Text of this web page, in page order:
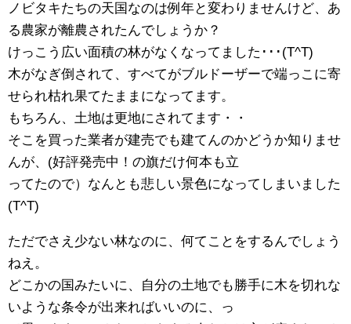
ノビタキたちの天国なのは例年と変わりませんけど、あ
る農家が離農されたんでしょうか？
けっこう広い面積の林がなくなってました･･･(T^T)
木がなぎ倒されて、すべてがブルドーザーで端っこに寄
せられ枯れ果てたままになってます。
もちろん、土地は更地にされてます・・
そこを買った業者が建売でも建てんのかどうか知りませ
んが、(好評発売中！の旗だけ何本も立
ってたので）なんとも悲しい景色になってしまいました
(T^T)
ただでさえ少ない林なのに、何てことをするんでしょう
ねえ。
どこかの国みたいに、自分の土地でも勝手に木を切れな
いような条令が出来ればいいのに、っ